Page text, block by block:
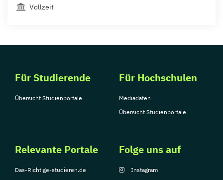
Vollzeit
Für Studierende
Übersicht Studienportale
Für Hochschulen
Mediadaten
Übersicht Studienportale
Relevante Portale
Das-Richtige-studieren.de
Folge uns auf
Instagram